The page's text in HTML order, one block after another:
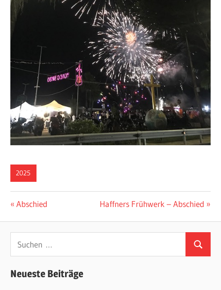
2025
Beitragsnavigation
Vorheriger
Abschied
Nächster
Haffners Frühwerk – Abschied
Suchen
nach:
Suchen
Neueste Beiträge